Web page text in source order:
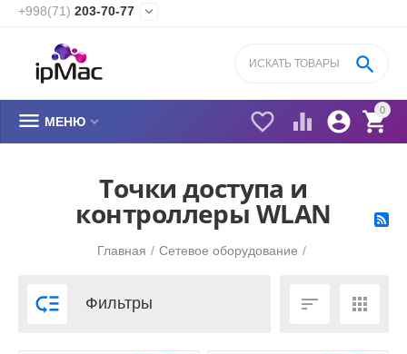
+998(71) 203-70-77 
0


 

 МЕНЮ 
Точки доступа и
контроллеры WLAN
Главная / Сетевое оборудование /
 Фильтры  